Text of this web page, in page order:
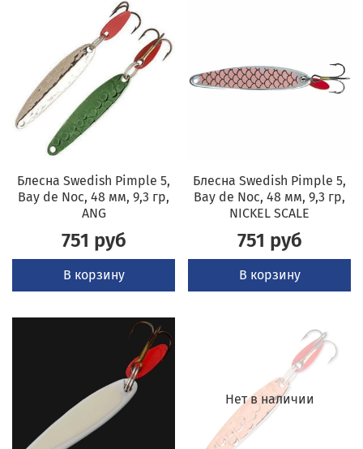
Блесна Swedish Pimple 5,
Bay de Noc, 48 мм, 9,3 гр,
ANG
751 руб
В корзину
Блесна Swedish Pimple 5,
Bay de Noc, 48 мм, 9,3 гр,
NICKEL SCALE
751 руб
В корзину
Нет в наличии